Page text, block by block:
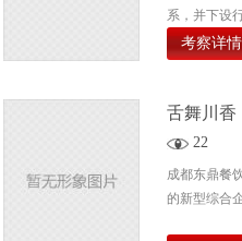
系，并下设
考察详情
舌舞川香
22
成都东鼎餐
的新型综合